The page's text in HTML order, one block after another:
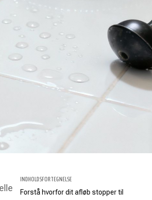
INDHOLDSFORTEGNELSE
Forstå hvorfor dit afløb stopper til